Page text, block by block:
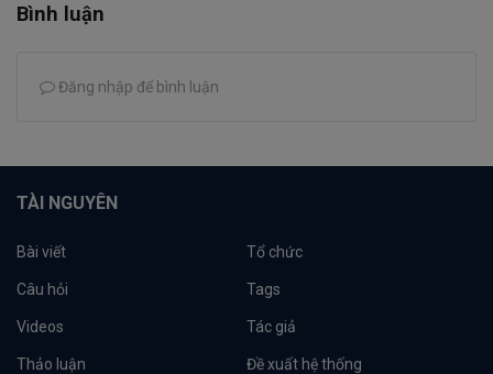
Bình luận
Đăng nhập để bình luận
TÀI NGUYÊN
Bài viết Tổ chức
Câu hỏi Tags
Videos Tác giả
Thảo luận Đề xuất hệ thống